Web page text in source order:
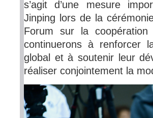
s’agit d’une mesure
Jinping lors de la
Forum sur la
continuerons à renforcer
global et à soutenir leur
réaliser conjointement la